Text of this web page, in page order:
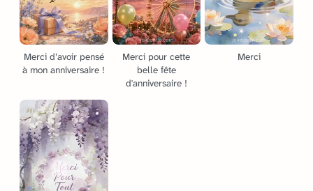
Merci d’avoir pensé
à mon anniversaire !
Merci pour cette
belle fête
d'anniversaire !
Merci